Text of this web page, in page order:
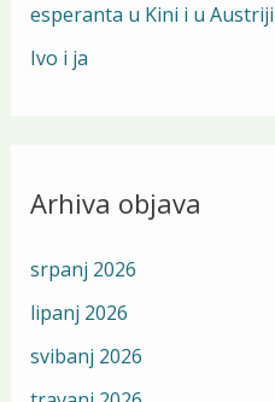
:esperanta u Kini i u Austriji
Ivo i ja
Arhiva objava
srpanj 2026
lipanj 2026
svibanj 2026